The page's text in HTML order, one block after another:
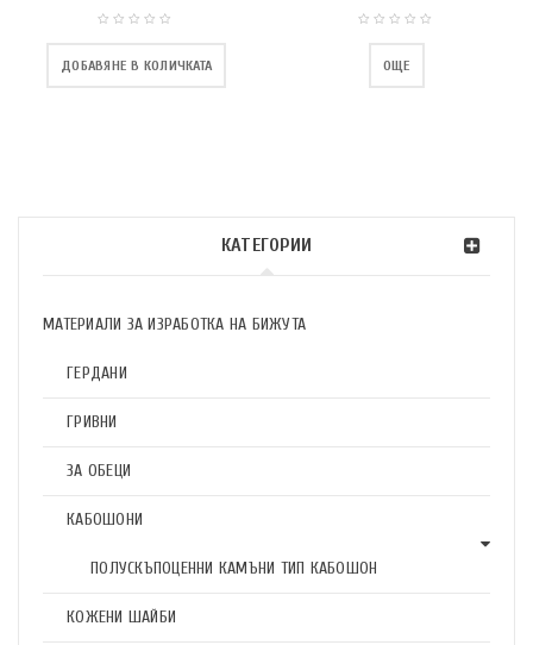
КАТЕГОРИИ
МАТЕРИАЛИ ЗА ИЗРАБОТКА НА БИЖУТА
ГЕРДАНИ
ГРИВНИ
ЗА ОБЕЦИ
КАБОШОНИ
ПОЛУСКЪПОЦЕННИ КАМЪНИ ТИП КАБОШОН
КОЖЕНИ ШАЙБИ
ДОБАВЯНЕ В КОЛИЧКАТА ОЩЕ